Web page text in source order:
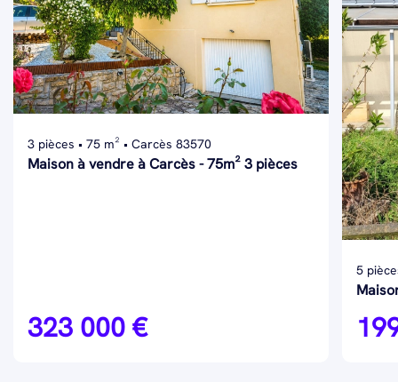
3 pièces • 75 m² • Carcès 83570
Maison à vendre à Carcès - 75m² 3 pièces
323 000 €
5